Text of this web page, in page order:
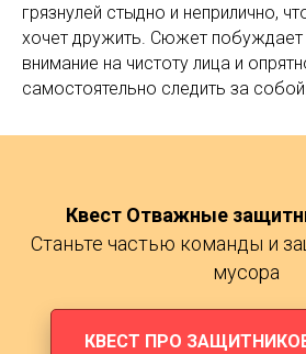
грязнулей стыдно и неприлично,
хочет дружить. Сюжет
внимание на чистоту лица и
самостоятельно следить за
Квест Отважные
Станьте частью команды и
мусора
КВЕСТ ПРО